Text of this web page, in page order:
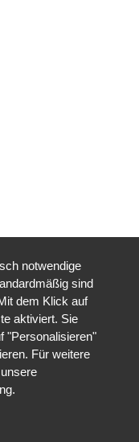
notwendige
sind
dem Klick auf
aktiviert. Sie
"Personalisieren"
Für weitere
.